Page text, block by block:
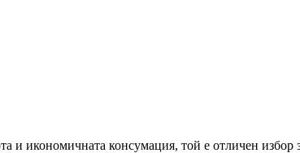
и икономичната консумация, той е отличен